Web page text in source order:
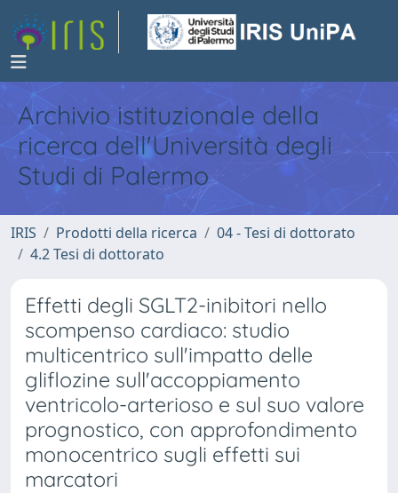
Archivio istituzionale della
ricerca dell'Università degli
Studi di Palermo
IRIS Prodotti della ricerca
04 - Tesi di dottorato
4.2 Tesi di dottorato
Effetti degli SGLT2-inibitori nello
scompenso cardiaco: studio
multicentrico sull'impatto delle
gliflozine sull'accoppiamento
ventricolo-arterioso e sul suo valore
prognostico, con approfondimento
monocentrico sugli effetti sui
marcatori